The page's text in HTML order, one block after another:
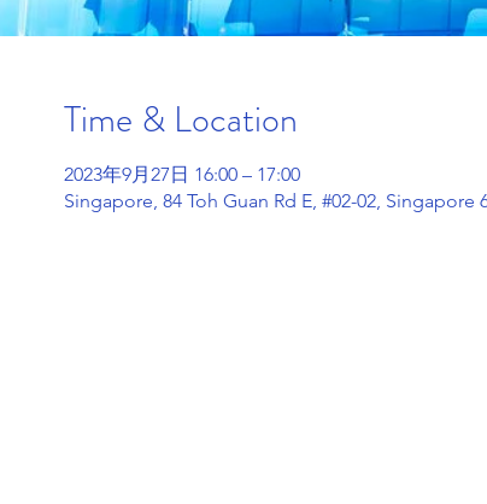
Time & Location
2023年9月27日 16:00 – 17:00
Singapore, 84 Toh Guan Rd E, #02-02, Singapore